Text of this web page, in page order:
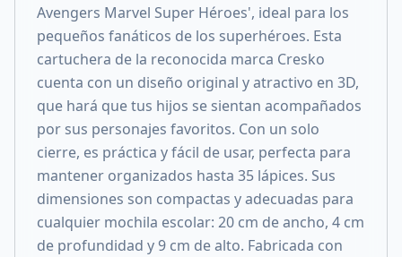
Avengers Marvel Super Héroes', ideal para los
pequeños fanáticos de los superhéroes. Esta
cartuchera de la reconocida marca Cresko
cuenta con un diseño original y atractivo en 3D,
que hará que tus hijos se sientan acompañados
por sus personajes favoritos. Con un solo
cierre, es práctica y fácil de usar, perfecta para
mantener organizados hasta 35 lápices. Sus
dimensiones son compactas y adecuadas para
cualquier mochila escolar: 20 cm de ancho, 4 cm
de profundidad y 9 cm de alto. Fabricada con